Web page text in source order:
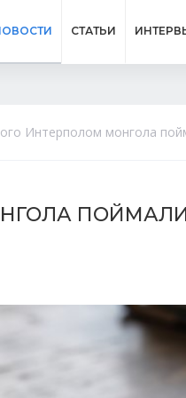
СТАТЬИ
Интерполом монгола